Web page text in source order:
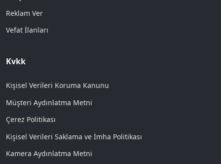
Reklam Ver
Vefat İlanları
Kvkk
Kişisel Verileri Koruma Kanunu
Müşteri Aydınlatma Metni
Çerez Politikası
Kişisel Verileri Saklama ve İmha Politikası
Kamera Aydınlatma Metni